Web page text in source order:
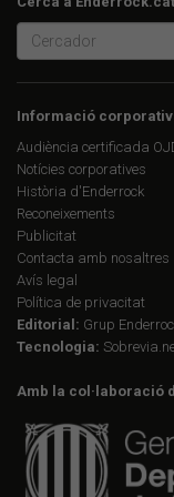
Informació
Audiència certificada
Notícies corporatives
Història d'Enderrock
Reconeixements
Publicitat
Contacta amb nosaltres
Avís legal
Política de privacitat
Editorial: Grup
Tecnologia:
Amb la col·laboració